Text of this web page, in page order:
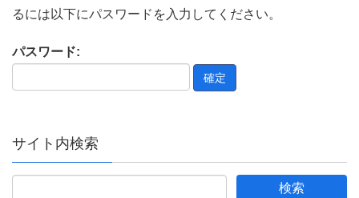
るには以下にパスワードを入力してください。
パスワード:
サイト内検索